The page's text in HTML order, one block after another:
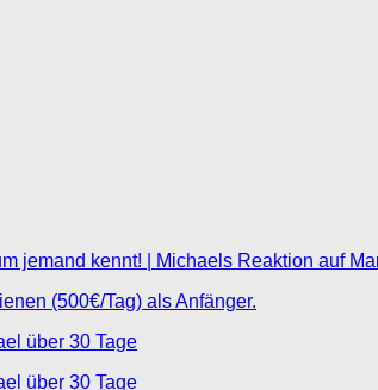
jemand kennt! | Michaels Reaktion auf
(500€/Tag) als Anfänger.
über 30 Tage
über 30 Tage